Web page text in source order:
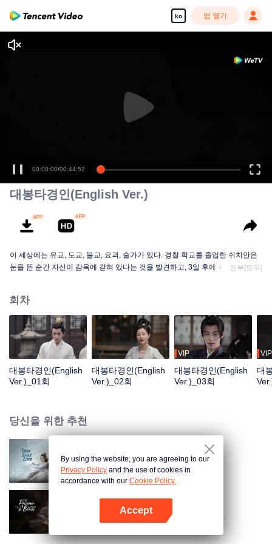
ko 앱 열기
00:00:00/00:44:52
대봉타경인(English Ver.)
이 세상에는 유교, 도교, 불교, 요괴, 술가가 있다. 경찰 학교를 졸업한 쉬치안은
눈을 뜬 순간 자신이 감옥에 갇혀 있다는 것을 발견하고, 3일 후에 유배되었다...
사라졌구나. 옳고 그름, 성공과 실패는 머리 돌려보면 헛된 것이거늘. 푸른 산은
변함없건만 석양은 붉게 물들기 몇 번이던가.
전부[모두]
회차
대봉타경인(English
Ver.)_01회
대봉타경인(English
Ver.)_02회
VIP
대봉타경인(English
Ver.)_03회
VIP
대
당신을 위한 추천
설응영주 (English Ver.)
절요 (English Ver.)
By using the website, you are agreeing to our
Privacy Policy and the use of cookies in
accordance with our Cookie Policy.
Accept